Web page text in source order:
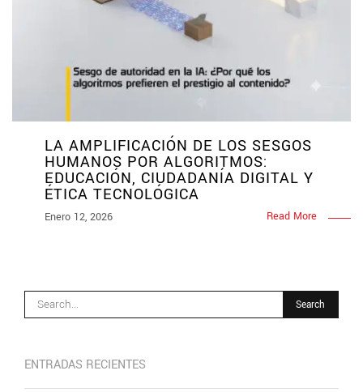
LA AMPLIFICACIÓN DE LOS SESGOS
HUMANOS POR ALGORITMOS:
EDUCACIÓN, CIUDADANÍA DIGITAL Y
ÉTICA TECNOLÓGICA
Enero 12, 2026 Read More
ENTRADAS RECIENTES